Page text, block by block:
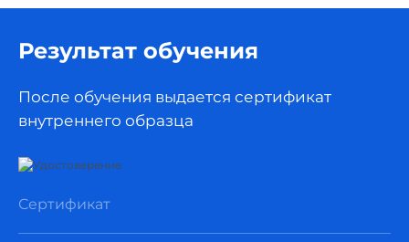
Результат обучения
После обучения выдается сертификат
внутреннего образца
Сертификат